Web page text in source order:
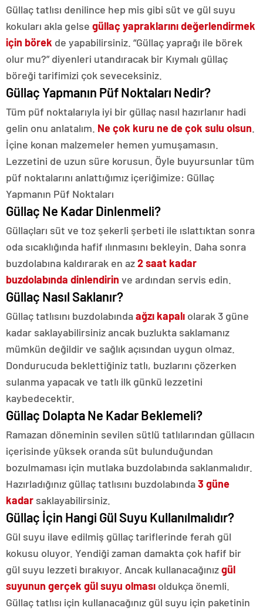
Güllaç tatlısı denilince hep mis gibi süt ve gül suyu
kokuları akla gelse güllaç yapraklarını değerlendirmek
için börek de yapabilirsiniz. “Güllaç yaprağı ile börek
olur mu?” diyenleri utandıracak bir Kıymalı güllaç
böreği tarifimizi çok seveceksiniz.
Güllaç Yapmanın Püf Noktaları Nedir?
Tüm püf noktalarıyla iyi bir güllaç nasıl hazırlanır hadi
gelin onu anlatalım. Ne çok kuru ne de çok sulu olsun
İçine konan malzemeler hemen yumuşamasın.
Lezzetini de uzun süre korusun. Öyle buyursunlar tüm
püf noktalarını anlattığımız içeriğimize: Güllaç
Yapmanın Püf Noktaları
Güllaç Ne Kadar Dinlenmeli?
Güllaçları süt ve toz şekerli şerbeti ile ıslattıktan sonra
oda sıcaklığında hafif ılınmasını bekleyin. Daha sonra
buzdolabına kaldırarak en az2 saat kadar
buzdolabında dinlendirin ve ardından servis edin.
Güllaç Nasıl Saklanır?
Güllaç tatlısını buzdolabındaağzı kapalı olarak 3 güne
kadar saklayabilirsiniz ancak buzlukta saklamanız
mümkün değildir ve sağlık açısından uygun olmaz.
Dondurucuda beklettiğiniz tatlı, buzlarını çözerken
sulanma yapacak ve tatlı ilk günkü lezzetini
kaybedecektir.
Güllaç Dolapta Ne Kadar Beklemeli?
Ramazan döneminin sevilen sütlü tatlılarından güllacın
içerisinde yüksek oranda süt bulunduğundan
bozulmaması için mutlaka buzdolabında saklanmalıdır.
Hazırladığınız güllaç tatlısını buzdolabında3 güne
kadar saklayabilirsiniz.
Güllaç İçin Hangi Gül Suyu Kullanılmalıdır?
Gül suyu ilave edilmiş güllaç tariflerinde ferah gül
kokusu oluyor. Yendiği zaman damakta çok hafif bir
gül suyu lezzeti bırakıyor. Ancak kullanacağınızgül
suyunun gerçek gül suyu olması oldukça önemli.
Güllaç tatlısı için kullanacağınız gül suyu için paketinin